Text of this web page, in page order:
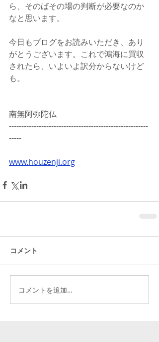
ら、そのばその場の判断が必要なのか
なと思います。
今日もブログをお読みいただき、あり
がとうございます。これで鴻海に買収
されたら、いよいよ訳分からないけど
も。
南無阿弥陀仏
--------------------------------------------------------
-----
www.houzenji.org
コメント
コメントを追加…